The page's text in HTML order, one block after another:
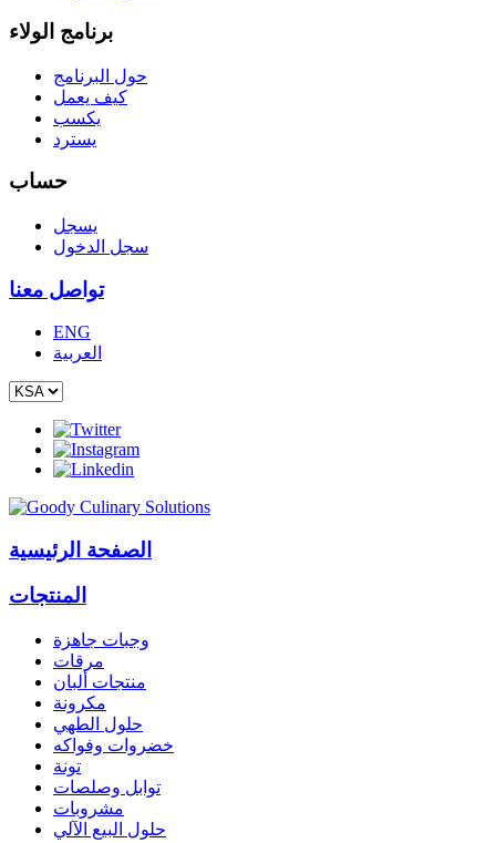
برنامج الولاء
حول البرنامج
كيف يعمل
يكسب
يسترد
حساب
يسجل
سجل الدخول
تواصل معنا
ENG
العربية
الصفحة الرئيسية
المنتجات
وجبات جاهزة
مرقات
منتجات ألبان
مكرونة
حلول الطهي
خضروات وفواكه
تونة
توابل وصلصات
مشروبات
حلول البيع الآلي